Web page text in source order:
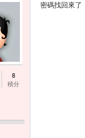
8
積分
密碼找回來了